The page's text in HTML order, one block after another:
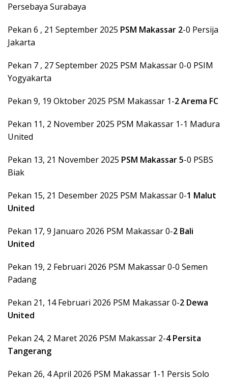
Persebaya Surabaya
Pekan 6 , 21 September 2025 PSM Makassar 2-0 Persija
Jakarta
Pekan 7 , 27 September 2025 PSM Makassar 0-0 PSIM
Yogyakarta
Pekan 9, 19 Oktober 2025 PSM Makassar 1-2Arema FC
Pekan 11, 2 November 2025 PSM Makassar 1-1 Madura
United
Pekan 13, 21 November 2025 PSM Makassar 5-0 PSBS
Biak
Pekan 15, 21 Desember 2025 PSM Makassar 0-1 Malut
United
Pekan 17, 9 Januaro 2026 PSM Makassar 0-2 Bali
United
Pekan 19, 2 Februari 2026 PSM Makassar 0-0 Semen
Padang
Pekan 21, 14 Februari 2026 PSM Makassar 0-2 Dewa
United
Pekan 24, 2 Maret 2026 PSM Makassar 2-4Persita
Tangerang
Pekan 26, 4 April 2026 PSM Makassar 1-1 Persis Solo